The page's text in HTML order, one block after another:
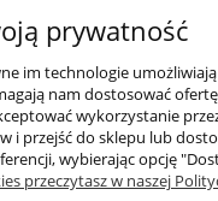
do koszyka
Pomoc
prywatność
im technologie
nam dostosować
wykorzystanie
i przejść do sklepu lub
wybierając opcję
przeczytasz w naszej